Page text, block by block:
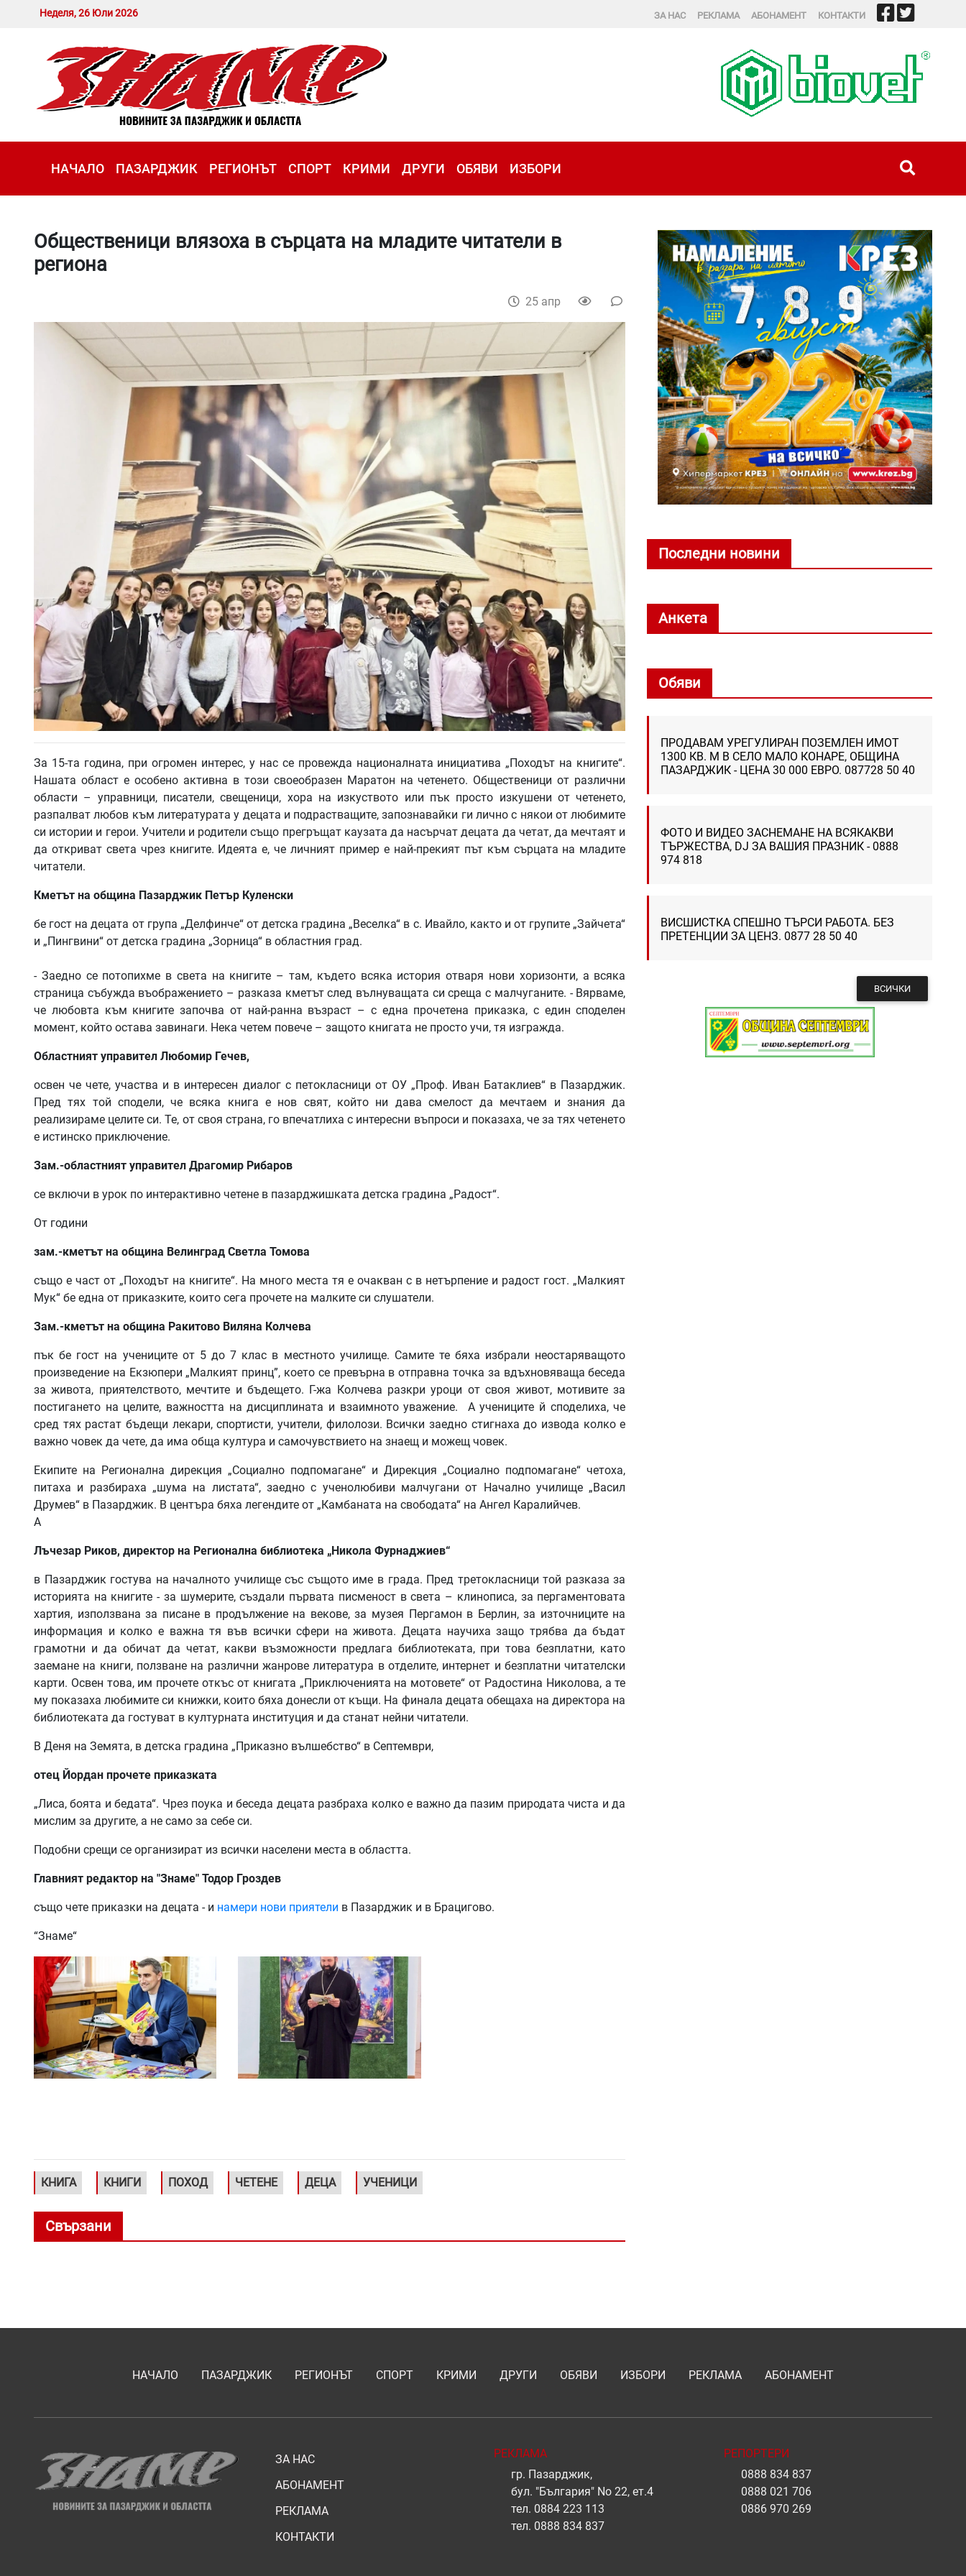
Неделя, 26 Юли 2026 ЗА НАС РЕКЛАМА АБОНАМЕНТ КОНТАКТИ
НАЧАЛО ПАЗАРДЖИК РЕГИОНЪТ СПОРТ КРИМИ ДРУГИ ОБЯВИ ИЗБОРИ
Общественици влязоха в сърцата на младите читатели в
региона
25 апр
За 15-та година, при огромен интерес, у нас се провежда националната инициатива „Походът на книгите“.
Нашата област е особено активна в този своеобразен Маратон на четенето. Общественици от различни
области – управници, писатели, свещеници, хора на изкуството или пък просто изкушени от четенето,
разпалват любов към литературата у децата и подрастващите, запознавайки ги лично с някои от любимите
си истории и герои. Учители и родители също прегръщат каузата да насърчат децата да четат, да мечтаят и
да откриват света чрез книгите. Идеята е, че личният пример е най-прекият път към сърцата на младите
читатели.
Кметът на община Пазарджик Петър Куленски
бе гост на децата от група „Делфинче“ от детска градина „Веселка“ в с. Ивайло, както и от групите „Зайчета“
и „Пингвини“ от детска градина „Зорница“ в областния град.
- Заедно се потопихме в света на книгите – там, където всяка история отваря нови хоризонти, а всяка
страница събужда въображението – разказа кметът след вълнуващата си среща с малчуганите. - Вярваме,
че любовта към книгите започва от най-ранна възраст – с една прочетена приказка, с един споделен
момент, който остава завинаги. Нека четем повече – защото книгата не просто учи, тя изгражда.
Областният управител Любомир Гечев,
освен че чете, участва и в интересен диалог с петокласници от ОУ „Проф. Иван Батаклиев“ в Пазарджик.
Пред тях той сподели, че всяка книга е нов свят, който ни дава смелост да мечтаем и знания да
реализираме целите си. Те, от своя страна, го впечатлиха с интересни въпроси и показаха, че за тях четенето
е истинско приключение.
Зам.-областният управител Драгомир Рибаров
се включи в урок по интерактивно четене в пазарджишката детска градина „Радост“.
От години
зам.-кметът на община Велинград Светла Томова
също е част от „Походът на книгите“. На много места тя е очакван с в нетърпение и радост гост. „Малкият
Мук“ бе една от приказките, които сега прочете на малките си слушатели.
Зам.-кметът на община Ракитово Виляна Колчева
пък бе гост на учениците от 5 до 7 клас в местното училище. Самите те бяха избрали неостаряващото
произведение на Екзюпери „Малкият принц”, което се превърна в отправна точка за вдъхновяваща беседа
за живота, приятелството, мечтите и бъдещето. Г-жа Колчева разкри уроци от своя живот, мотивите за
постигането на целите, важността на дисциплината и взаимното уважение. А учениците й споделиха, че
сред тях растат бъдещи лекари, спортисти, учители, филолози. Всички заедно стигнаха до извода колко е
важно човек да чете, да има обща култура и самочувствието на знаещ и можещ човек.
Екипите на Регионална дирекция „Социално подпомагане“ и Дирекция „Социално подпомагане“ четоха,
питаха и разбираха „шума на листата“, заедно с ученолюбиви малчугани от Начално училище „Васил
Друмев“ в Пазарджик. В центъра бяха легендите от „Камбаната на свободата“ на Ангел Каралийчев.
А
Лъчезар Риков, директор на Регионална библиотека „Никола Фурнаджиев“
в Пазарджик гостува на началното училище със същото име в града. Пред третокласници той разказа за
историята на книгите - за шумерите, създали първата писменост в света – клинописа, за пергаментовата
хартия, използвана за писане в продължение на векове, за музея Пергамон в Берлин, за източниците на
информация и колко е важна тя във всички сфери на живота. Децата научиха защо трябва да бъдат
грамотни и да обичат да четат, какви възможности предлага библиотеката, при това безплатни, като
заемане на книги, ползване на различни жанрове литература в отделите, интернет и безплатни читателски
карти. Освен това, им прочете откъс от книгата „Приключенията на мотовете“ от Радостина Николова, а те
му показаха любимите си книжки, които бяха донесли от къщи. На финала децата обещаха на директора на
библиотеката да гостуват в културната институция и да станат нейни читатели.
В Деня на Земята, в детска градина „Приказно вълшебство“ в Септември,
отец Йордан прочете приказката
„Лиса, боята и бедата“. Чрез поука и беседа децата разбраха колко е важно да пазим природата чиста и да
мислим за другите, а не само за себе си.
Подобни срещи се организират из всички населени места в областта.
Главният редактор на "Знаме" Тодор Гроздев
също чете приказки на децата - и намери нови приятели в Пазарджик и в Брацигово.
“Знаме“
КНИГА КНИГИ ПОХОД ЧЕТЕНЕ ДЕЦА УЧЕНИЦИ
Свързани
Последни новини
Анкета
Обяви
ПРОДАВАМ УРЕГУЛИРАН ПОЗЕМЛЕН ИМОТ
1300 КВ. М В СЕЛО МАЛО КОНАРЕ, ОБЩИНА
ПАЗАРДЖИК - ЦЕНА 30 000 ЕВРО. 087728 50 40
ФОТО И ВИДЕО ЗАСНЕМАНЕ НА ВСЯКАКВИ
ТЪРЖЕСТВА, DJ ЗА ВАШИЯ ПРАЗНИК - 0888
974 818
ВИСШИСТКА СПЕШНО ТЪРСИ РАБОТА. БЕЗ
ПРЕТЕНЦИИ ЗА ЦЕНЗ. 0877 28 50 40
ВСИЧКИ
НАЧАЛО ПАЗАРДЖИК РЕГИОНЪТ СПОРТ КРИМИ ДРУГИ ОБЯВИ ИЗБОРИ РЕКЛАМА АБОНАМЕНТ
ЗА НАС
АБОНАМЕНТ
РЕКЛАМА
КОНТАКТИ
РЕКЛАМА
гр. Пазарджик,
бул. "България" No 22, ет.4
тел. 0884 223 113
тел. 0888 834 837
РЕПОРТЕРИ
0888 834 837
0888 021 706
0886 970 269